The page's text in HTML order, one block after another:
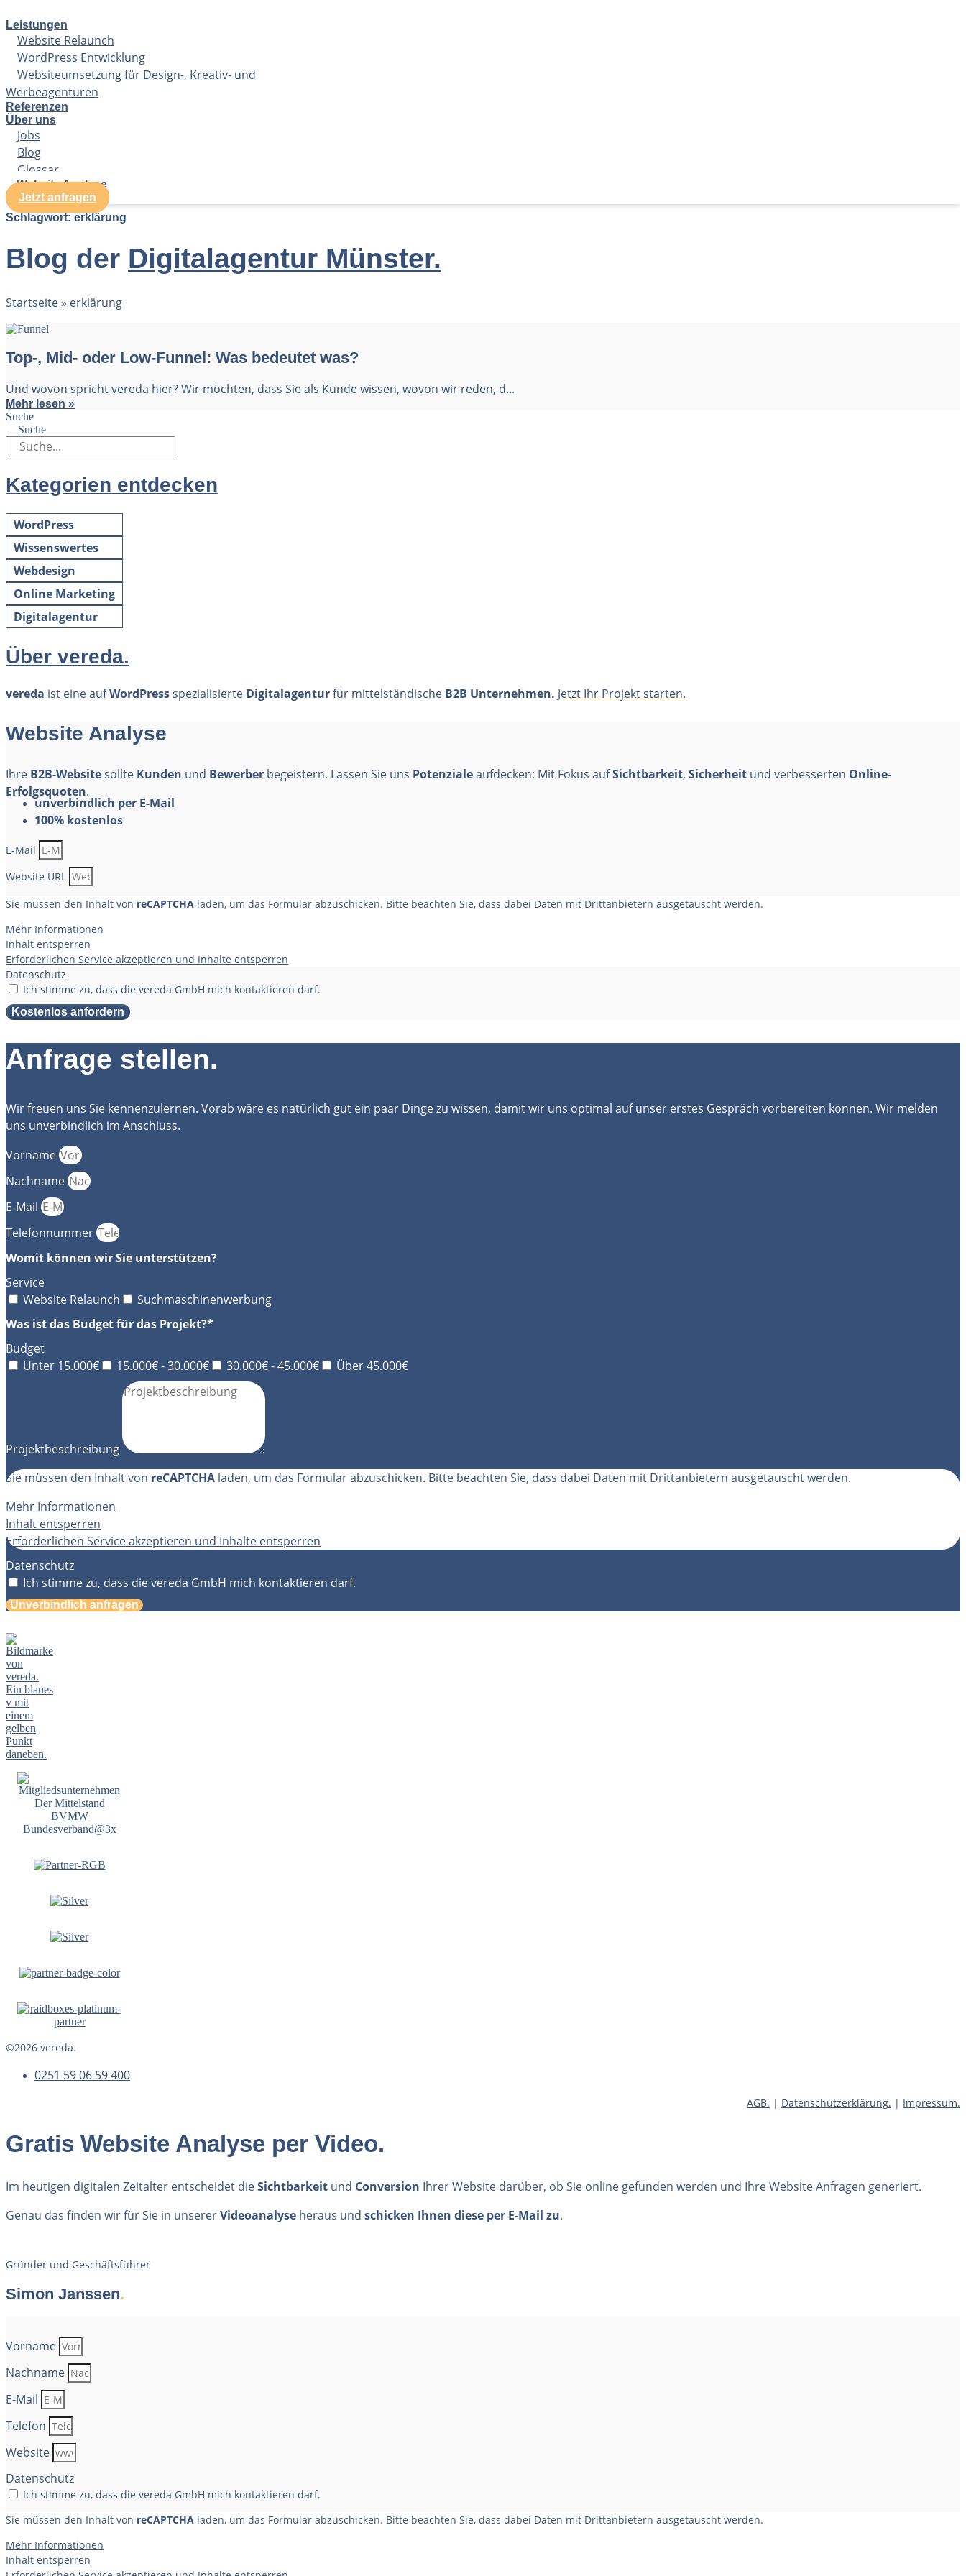
Inhalt
springen
Leistungen
Website Relaunch
WordPress Entwicklung
Websiteumsetzung für Design-, Kreativ- und
Werbeagenturen
Referenzen
Über uns
Jobs
Blog
Glossar
Website Analyse
Jetzt anfragen
Schlagwort: erklärung
Blog der Digitalagentur Münster.
Startseite» erklärung
Top-, Mid- oder Low-Funnel: Was bedeutet was?
Und wovon spricht vereda hier? Wir möchten, dass Sie als Kunde wissen, wovon wir reden, d...
Mehr lesen »
Suche
Suche
Kategorien entdecken
WordPress
Wissenswertes
Webdesign
Online Marketing
Digitalagentur
Über vereda.
vereda ist eine aufWordPressspezialisierte Digitalagenturfür mittelständische B2B Unternehmen. Jetzt Ihr Projekt starten.
Website Analyse
Ihre B2B-Websitesollte Kunden und Bewerber begeistern. Lassen Sie uns Potenzialeaufdecken: Mit Fokus aufSichtbarkeit, Sicherheit und verbesserten Online-
Erfolgsquoten.
unverbindlich per E-Mail
100% kostenlos
E-Mail
Website URL
Sie müssen den Inhalt von reCAPTCHA laden, um das Formular abzuschicken. Bitte beachten Sie, dass dabei Daten mit Drittanbietern ausgetauscht werden.
Mehr Informationen
Inhalt entsperren
Erforderlichen Service akzeptieren und Inhalte entsperren
Datenschutz
Ich stimme zu, dass die vereda GmbH mich kontaktieren darf.
Kostenlos anfordern
Anfrage stellen.
Wir freuen uns Sie kennenzulernen. Vorab wäre es natürlich gut ein paar Dinge zu wissen, damit wir uns optimal auf unser erstes Gespräch vorbereiten können. Wir melden
uns unverbindlich im Anschluss.
Vorname
Nachname
E-Mail
Telefonnummer
Womit können wir Sie unterstützen?
Service
Website Relaunch
Suchmaschinenwerbung
Was ist das Budget für das Projekt?*
Budget
Unter 15.000€
15.000€ - 30.000€ 30.000€ - 45.000€ Über 45.000€
Projektbeschreibung
Sie müssen den Inhalt von reCAPTCHA laden, um das Formular abzuschicken. Bitte beachten Sie, dass dabei Daten mit Drittanbietern ausgetauscht werden.
Mehr Informationen
Inhalt entsperren
Erforderlichen Service akzeptieren und Inhalte entsperren
Datenschutz
Ich stimme zu, dass die vereda GmbH mich kontaktieren darf.
Unverbindlich anfragen
©2026 vereda.
0251 59 06 59 400
AGB. | Datenschutzerklärung. | Impressum.
Gratis Website Analyse per Video.
Im heutigen digitalen Zeitalter entscheidet dieSichtbarkeit und Conversion Ihrer Website darüber, ob Sie online gefunden werden und Ihre Website Anfragen generiert.
Genau das finden wir für Sie in unsererVideoanalyse heraus und schicken Ihnen diese per E-Mail zu.
Gründer und Geschäftsführer
Simon Janssen.
Vorname
Nachname
E-Mail
Telefon
Website
Datenschutz
Ich stimme zu, dass die vereda GmbH mich kontaktieren darf.
Sie müssen den Inhalt von reCAPTCHA laden, um das Formular abzuschicken. Bitte beachten Sie, dass dabei Daten mit Drittanbietern ausgetauscht werden.
Mehr Informationen
Inhalt entsperren